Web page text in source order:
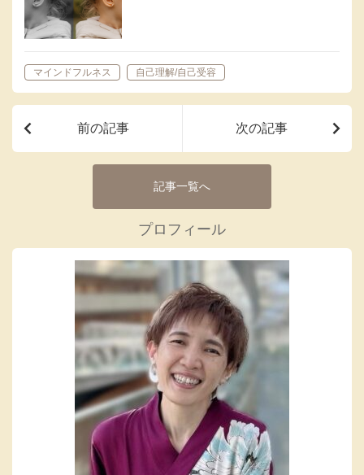
マインドフルネス 自己理解/自己受容
前の記事 次の記事
記事一覧へ
プロフィール